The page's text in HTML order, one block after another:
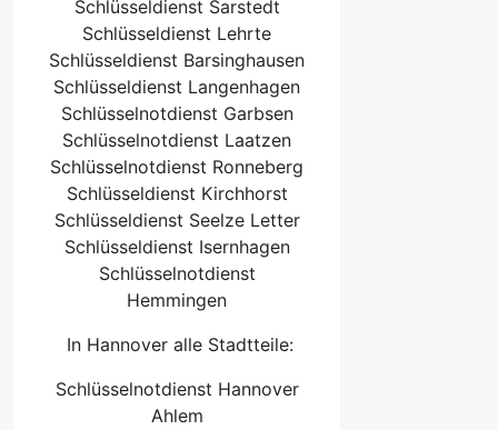
Schlüsseldienst Sarstedt
Schlüsseldienst Lehrte
Schlüsseldienst Barsinghausen
Schlüsseldienst Langenhagen
Schlüsselnotdienst Garbsen
Schlüsselnotdienst Laatzen
Schlüsselnotdienst Ronneberg
Schlüsseldienst Kirchhorst
Schlüsseldienst Seelze Letter
Schlüsseldienst Isernhagen
Schlüsselnotdienst
Hemmingen
In Hannover alle Stadtteile:
Schlüsselnotdienst Hannover
Ahlem